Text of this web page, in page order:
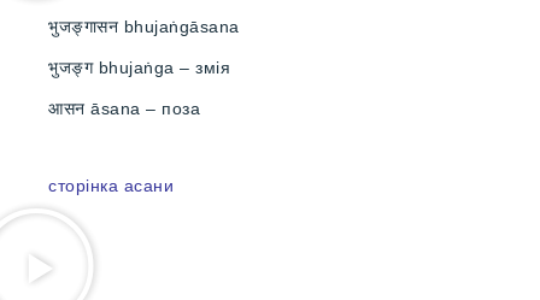
भुजङ्गासन bhujaṅgāsana
भुजङ्ग bhujaṅga – змія
आसन āsana – поза
сторінка асани